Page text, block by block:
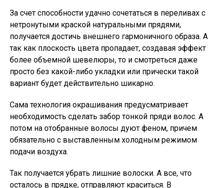
За счет способности удачно сочетаться в переливах с
нетронутыми краской натуральными прядями,
получается достичь внешнего гармоничного образа. А
так как плоскость цвета пропадает, создавая эффект
более объемной шевелюры, то и смотреться даже
просто без какой-либо укладки или прически такой
вариант будет действительно шикарно.
Сама технология окрашивания предусматривает
необходимость сделать забор тонкой пряди волос. А
потом на отобранные волосы дуют феном, причем
обязательно с выставленным холодным режимом
подачи воздуха.
Так получается убрать лишние волоски. А все, что
осталось в прядке, отправляют краситься. В